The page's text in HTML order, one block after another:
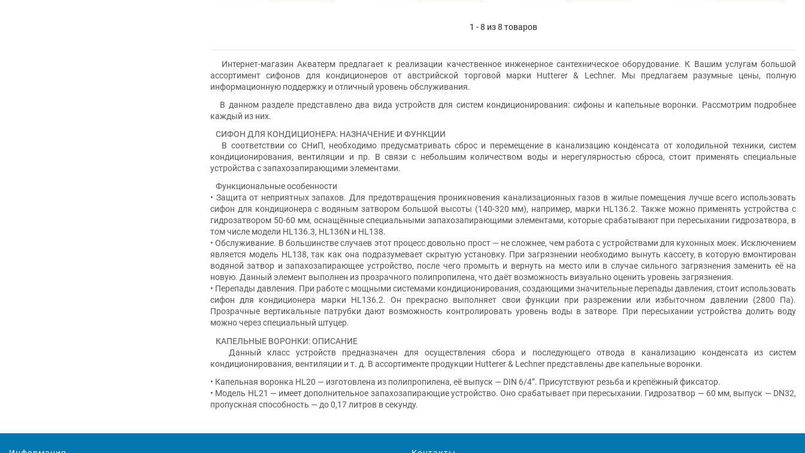
1 - 8 из 8 товаров
Интернет-магазин Акватерм предлагает к реализации качественное инженерное сантехническое оборудование. К Вашим услугам большой
ассортимент сифонов для кондиционеров от австрийской торговой марки Hutterer & Lechner. Мы предлагаем разумные цены, полную
информационную поддержку и отличный уровень обслуживания.
В данном разделе представлено два вида устройств для систем кондиционирования: сифоны и капельные воронки. Рассмотрим подробнее
каждый из них.
СИФОН ДЛЯ КОНДИЦИОНЕРА: НАЗНАЧЕНИЕ И ФУНКЦИИ
В соответствии со СНиП, необходимо предусматривать сброс и перемещение в канализацию конденсата от холодильной техники, систем
кондиционирования, вентиляции и пр. В связи с небольшим количеством воды и нерегулярностью сброса, стоит применять специальные
устройства с запахозапирающими элементами.
Функциональные особенности
• Защита от неприятных запахов. Для предотвращения проникновения канализационных газов в жилые помещения лучше всего использовать
сифон для кондиционера с водяным затвором большой высоты (140-320 мм), например, марки HL136.2. Также можно применять устройства с
гидрозатвором 50-60 мм, оснащённые специальными запахозапирающими элементами, которые срабатывают при пересыхании гидрозатвора, в
том числе модели HL136.3, HL136N и HL138.
• Обслуживание. В большинстве случаев этот процесс довольно прост — не сложнее, чем работа с устройствами для кухонных моек. Исключением
является модель HL138, так как она подразумевает скрытую установку. При загрязнении необходимо вынуть кассету, в которую вмонтирован
водяной затвор и запахозапирающее устройство, после чего промыть и вернуть на место или в случае сильного загрязнения заменить её на
новую. Данный элемент выполнен из прозрачного полипропилена, что даёт возможность визуально оценить уровень загрязнения.
• Перепады давления. При работе с мощными системами кондиционирования, создающими значительные перепады давления, стоит использовать
сифон для кондиционера марки HL136.2. Он прекрасно выполняет свои функции при разрежении или избыточном давлении (2800 Па).
Прозрачные вертикальные патрубки дают возможность контролировать уровень воды в затворе. При пересыхании устройства долить воду
можно через специальный штуцер.
КАПЕЛЬНЫЕ ВОРОНКИ: ОПИСАНИЕ
Данный класс устройств предназначен для осуществления сбора и последующего отвода в канализацию конденсата из систем
кондиционирования, вентиляции и т. д. В ассортименте продукции Hutterer & Lechner представлены две капельные воронки.
• Капельная воронка HL20 — изготовлена из полипропилена, её выпуск — DIN 6/4”. Присутствуют резьба и крепёжный фиксатор.
• Модель HL21 — имеет дополнительное запахозапирающие устройство. Оно срабатывает при пересыхании. Гидрозатвор — 60 мм, выпуск — DN32,
пропускная способность — до 0,17 литров в секунду.